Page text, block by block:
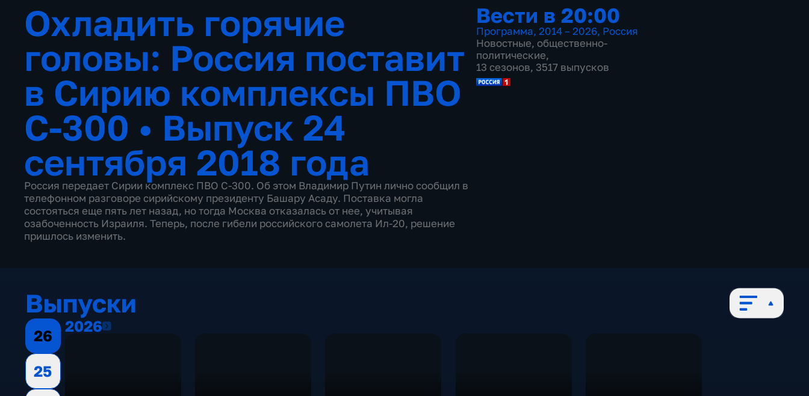
Охладить горячие
головы: Россия поставит
в Сирию комплексы ПВО
С-300 • Выпуск 24
сентября 2018 года
Россия передает Сирии комплекс ПВО С-300. Об этом Владимир Путин лично сообщил в
телефонном разговоре сирийскому президенту Башару Асаду. Поставка могла
состояться еще пять лет назад, но тогда Москва отказалась от нее, учитывая
озабоченность Израиля. Теперь, после гибели российского самолета Ил-20, решение
пришлось изменить.
Вести в 20:00
Программа, 2014 – 2026, Россия
Новостные, общественно-
политические,
13 сезонов, 3517 выпусков
Выпуски
26
25
20262026